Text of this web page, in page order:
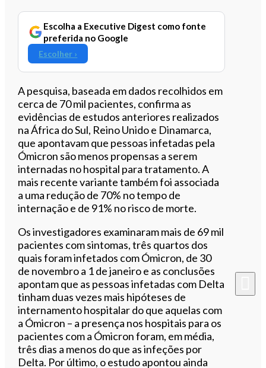
Escolha a Executive Digest como fonte
preferida no Google
Escolher ›
A pesquisa, baseada em dados recolhidos em
cerca de 70 mil pacientes, confirma as
evidências de estudos anteriores realizados
na África do Sul, Reino Unido e Dinamarca,
que apontavam que pessoas infetadas pela
Ómicron são menos propensas a serem
internadas no hospital para tratamento. A
mais recente variante também foi associada
a uma redução de 70% no tempo de
internação e de 91% no risco de morte.
Os investigadores examinaram mais de 69 mil
pacientes com sintomas, três quartos dos
quais foram infetados com Ómicron, de 30
de novembro a 1 de janeiro e as conclusões
apontam que as pessoas infetadas com Delta
tinham duas vezes mais hipóteses de
internamento hospitalar do que aquelas com
a Ómicron – a presença nos hospitais para os
pacientes com a Ómicron foram, em média,
três dias a menos do que as infeções por
Delta. Por último, o estudo apontou ainda